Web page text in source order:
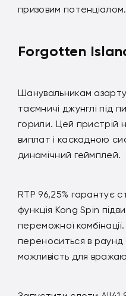
призовим потенціалом.
Forgotten
Шанувальникам
таємничі джунглі під
горили. Цей пристрій
виплат і каскадною
динамічний геймплей.
RTP 96,25% гарантує
функція Kong Spin
переможної комбінації.
переноситься в раунд
можливість для